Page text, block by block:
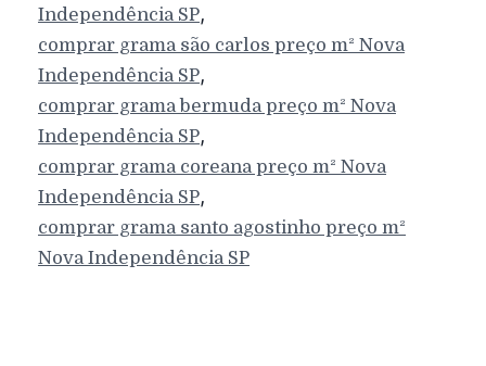
Independência SP,
comprar grama são carlos preço m² Nova
Independência SP,
comprar grama bermuda preço m² Nova
Independência SP,
comprar grama coreana preço m² Nova
Independência SP,
comprar grama santo agostinho preço m²
Nova Independência SP